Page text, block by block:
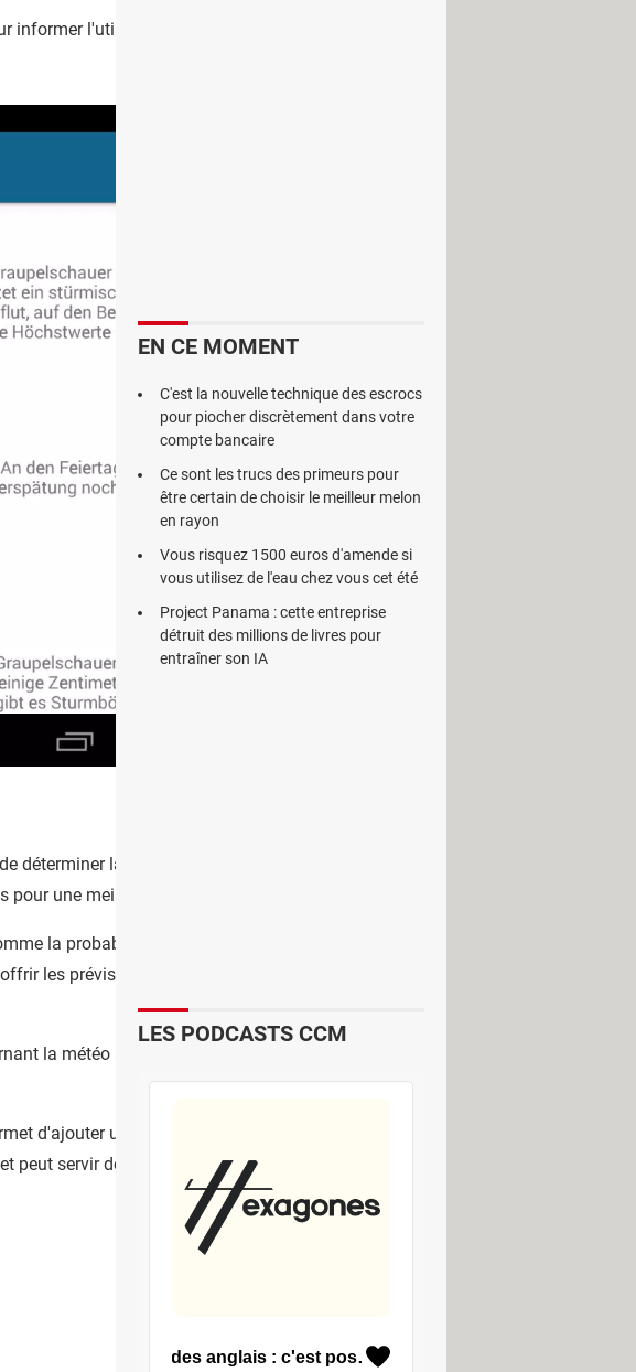
l'utilisateur sur la météo mondiale. Elle
déterminer la position exacte de son utilisateur. Elle
une meilleure précision.
la probabilité d'apparition de pluie, sont
les prévisions météorologiques des 4 prochains
la météo à travers le monde.
d'ajouter un
peut servir de raccourci pour Wetter App
EN CE MOMENT
C'est la nouvelle technique des escrocs
pour piocher discrètement dans votre
compte bancaire
Ce sont les trucs des primeurs pour
être certain de choisir le meilleur melon
en rayon
Vous risquez 1500 euros d'amende si
vous utilisez de l'eau chez vous cet été
Project Panama : cette entreprise
détruit des millions de livres pour
entraîner son IA
LES PODCASTS CCM